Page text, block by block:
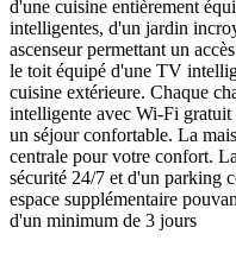
d'une cuisine entièrement
intelligentes, d'un jardin
ascenseur permettant un
le toit équipé d'une TV
cuisine extérieure. Chaque
intelligente avec Wi-Fi gratuit
un séjour confortable. La
centrale pour votre confort.
sécurité 24/7 et d'un parking
espace supplémentaire
d'un minimum de 3 jours